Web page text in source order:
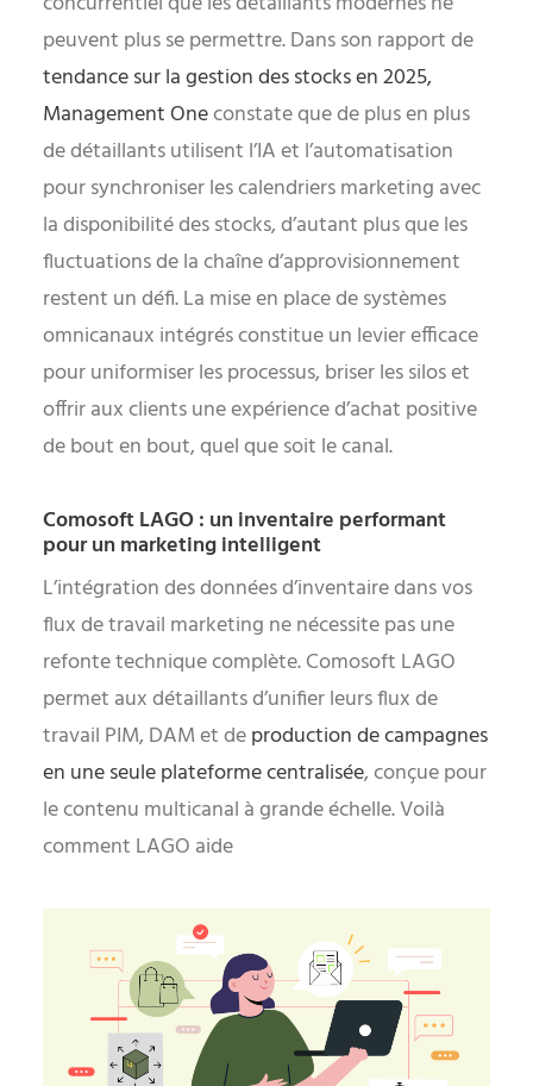
peuvent plus se permettre. Dans son rapport de
tendance sur la gestion des stocks en 2025,
Management Oneconstate que de plus en plus
de détaillants utilisent l’IA et l’automatisation
pour synchroniser les calendriers marketing avec
la disponibilité des stocks, d’autant plus que les
fluctuations de la chaîne d’approvisionnement
restent un défi. La mise en place de systèmes
omnicanaux intégrés constitue un levier efficace
pour uniformiser les processus, briser les silos et
offrir aux clients une expérience d’achat positive
de bout en bout, quel que soit le canal.
Comosoft LAGO : un inventaire performant
pour un marketing intelligent
L’intégration des données d’inventaire dans vos
flux de travail marketing ne nécessite pas une
refonte technique complète. Comosoft LAGO
permet aux détaillants d’unifier leurs flux de
travail PIM, DAM et deproduction de campagnes
en une seule plateforme centralisée, conçue pour
le contenu multicanal à grande échelle. Voilà
comment LAGO aide